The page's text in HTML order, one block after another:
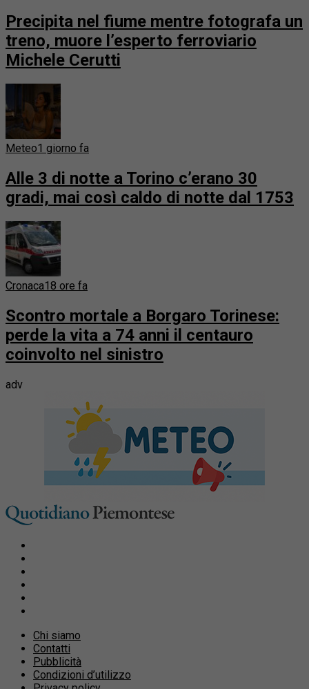
Precipita nel fiume mentre fotografa un
treno, muore l’esperto ferroviario
Michele Cerutti
Meteo1 giorno fa
Alle 3 di notte a Torino c’erano 30
gradi, mai così caldo di notte dal 1753
Cronaca18 ore fa
Scontro mortale a Borgaro Torinese:
perde la vita a 74 anni il centauro
coinvolto nel sinistro
adv
Chi siamo
Contatti
Pubblicità
Condizioni d’utilizzo